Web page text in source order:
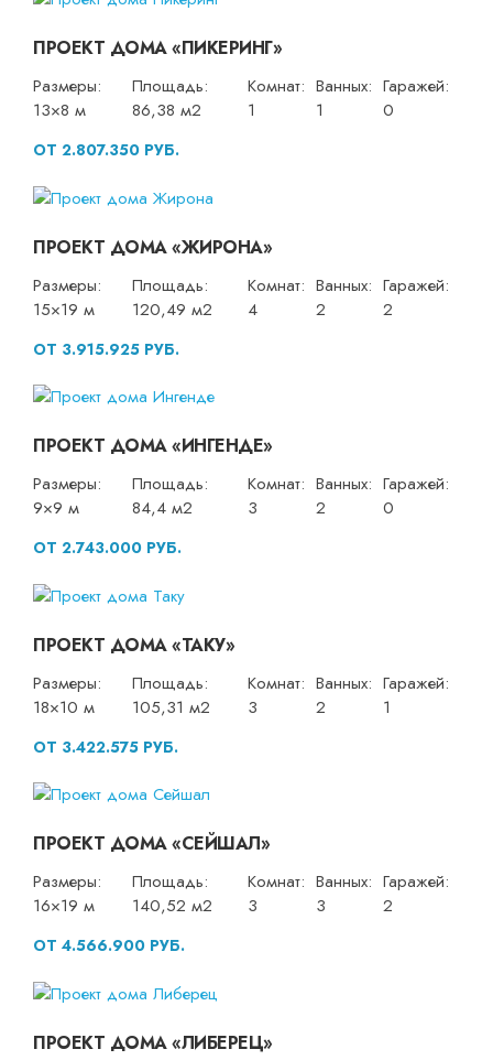
ПРОЕКТ ДОМА «ПИКЕРИНГ»
Размеры:
13×8 м
Площадь:
86,38 м2
Комнат:
1
Ванных:
1
Гаражей:
0
ОТ 2.807.350 РУБ.
ПРОЕКТ ДОМА «ЖИРОНА»
Размеры:
15×19 м
Площадь:
120,49 м2
Комнат:
4
Ванных:
2
Гаражей:
2
ОТ 3.915.925 РУБ.
ПРОЕКТ ДОМА «ИНГЕНДЕ»
Размеры:
9×9 м
Площадь:
84,4 м2
Комнат:
3
Ванных:
2
Гаражей:
0
ОТ 2.743.000 РУБ.
ПРОЕКТ ДОМА «ТАКУ»
Размеры:
18×10 м
Площадь:
105,31 м2
Комнат:
3
Ванных:
2
Гаражей:
1
ОТ 3.422.575 РУБ.
ПРОЕКТ ДОМА «СЕЙШАЛ»
Размеры:
16×19 м
Площадь:
140,52 м2
Комнат:
3
Ванных:
3
Гаражей:
2
ОТ 4.566.900 РУБ.
ПРОЕКТ ДОМА «ЛИБЕРЕЦ»